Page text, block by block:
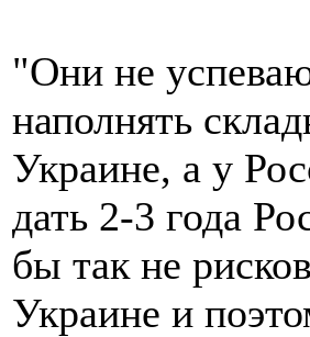
"Они не
наполнять
Украине, а у
дать 2-3 года
бы так не
Украине и